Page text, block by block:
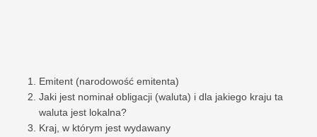
Emitent (narodowość emitenta)
Jaki jest nominał obligacji (waluta) i dla jakiego kraju ta
waluta jest lokalna?
Kraj, w którym jest wydawany